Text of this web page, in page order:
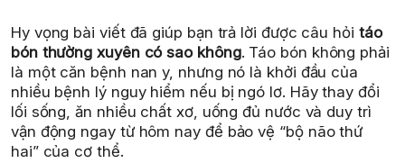
Hy vọng bài viết đã giúp bạn trả lời được câu hỏi táo
bón thường xuyên có sao không. Táo bón không phải
là một căn bệnh nan y, nhưng nó là khởi đầu của
nhiều bệnh lý nguy hiểm nếu bị ngó lơ. Hãy thay đổi
lối sống, ăn nhiều chất xơ, uống đủ nước và duy trì
vận động ngay từ hôm nay để bảo vệ “bộ não thứ
hai” của cơ thể.